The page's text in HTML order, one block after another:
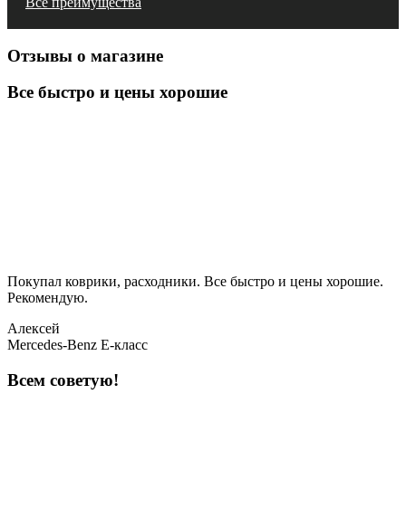
Отзывы о магазине
Все быстро и цены хорошие
Покупал коврики, расходники. Все быстро и цены хорошие.
Рекомендую.
Алексей
Mercedes-Benz E-класс
Всем советую!